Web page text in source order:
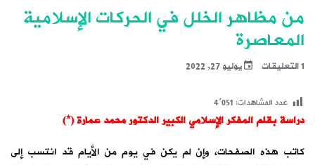
من مظاهر الخلل في الحركات الإسلامية
المعاصرة
1 التعليقات يوليو 27, 2022
عدد المشاهدات:4٬051
دراسة بقلم المفكر الإسلامي الكبير الدكتور محمد عمارة(*)
كاتب هذه الصفحات، وإن لم يكن في يوم من الأيام قد انتسب إلى